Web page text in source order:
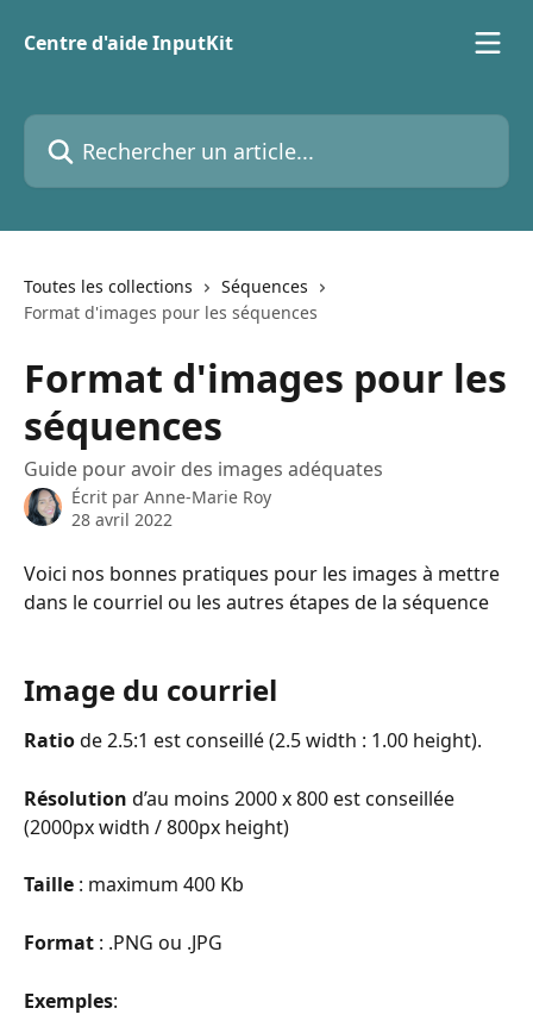
Centre d'aide InputKit
Rechercher un article...
Toutes les collections
Séquences
Format d'images pour les séquences
Format d'images pour les
séquences
Guide pour avoir des images adéquates
Écrit par Anne-Marie Roy
28 avril 2022
Voici nos bonnes pratiques pour les images à mettre
dans le courriel ou les autres étapes de la séquence
Image du courriel
Ratio de 2.5:1 est conseillé (2.5 width : 1.00 height).
Résolution d’au moins 2000 x 800 est conseillée
(2000px width / 800px height)
Taille : maximum 400 Kb
Format : .PNG ou .JPG
Exemples: